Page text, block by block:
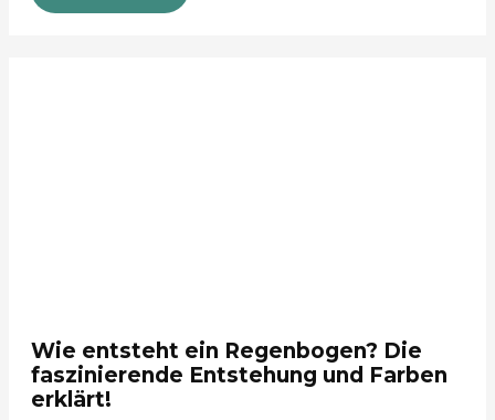
Wie entsteht ein Regenbogen? Die
faszinierende Entstehung und Farben
erklärt!